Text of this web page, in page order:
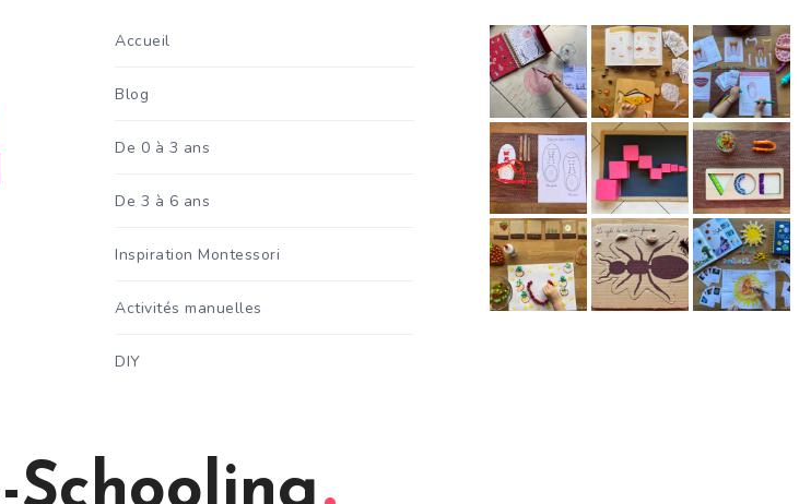
Accueil
Blog
De 0 à 3 ans
De 3 à 6 ans
Inspiration Montessori
Activités manuelles
DIY